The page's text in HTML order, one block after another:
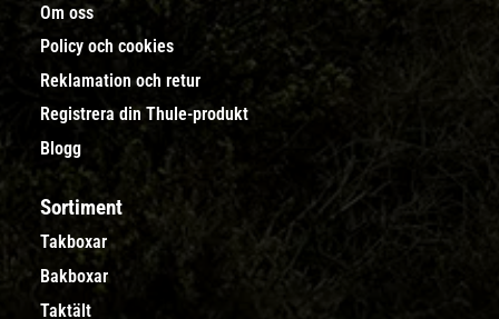
Om oss
Policy och cookies
Reklamation och retur
Registrera din Thule-produkt
Blogg
Sortiment
Takboxar
Bakboxar
Taktält